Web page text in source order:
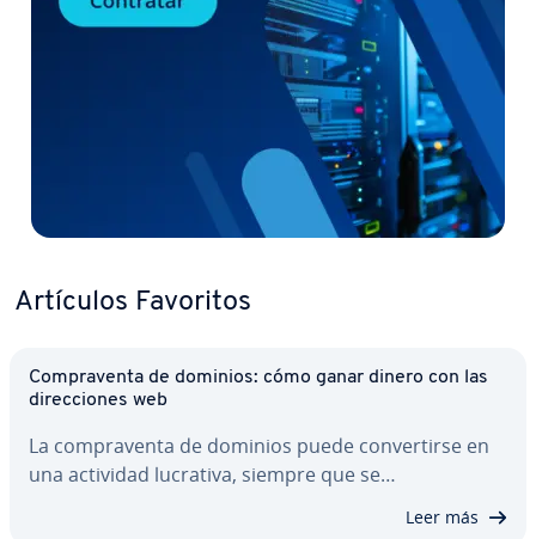
Artículos Favoritos
Co­m­pra­ve­n­ta de dominios: cómo ganar dinero con las
di­re­c­cio­nes web
La co­m­pra­ve­n­ta de dominios puede co­n­ve­r­ti­r­se en
una actividad lucrativa, siempre que se…
Leer más